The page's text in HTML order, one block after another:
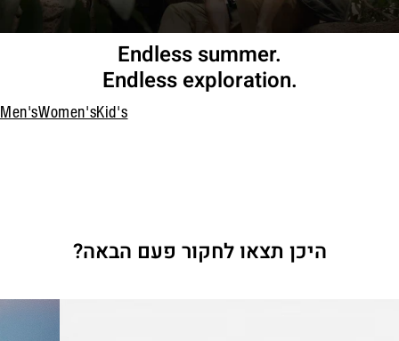
Endless summer.
Endless exploration.
Men'sWomen'sKid's
היכן תצאו לחקור פעם הבאה?